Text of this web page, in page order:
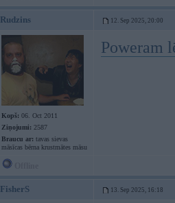
Rudzins 12. Sep 2025, 20:00
Kopš: 06. Oct 2011
Ziņojumi: 2587
Braucu ar: tavas sievas
māsīcas bērna krustmātes māsu
Poweram
FisherS 13. Sep 2025, 16:18